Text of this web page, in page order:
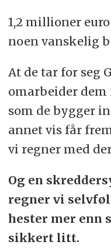
1,2 millioner
noen vanskelig
At de tar for seg
omarbeider
som de bygger
annet vis får
vi regner med
Og en
regner vi
hester mer enn
sikkert litt.